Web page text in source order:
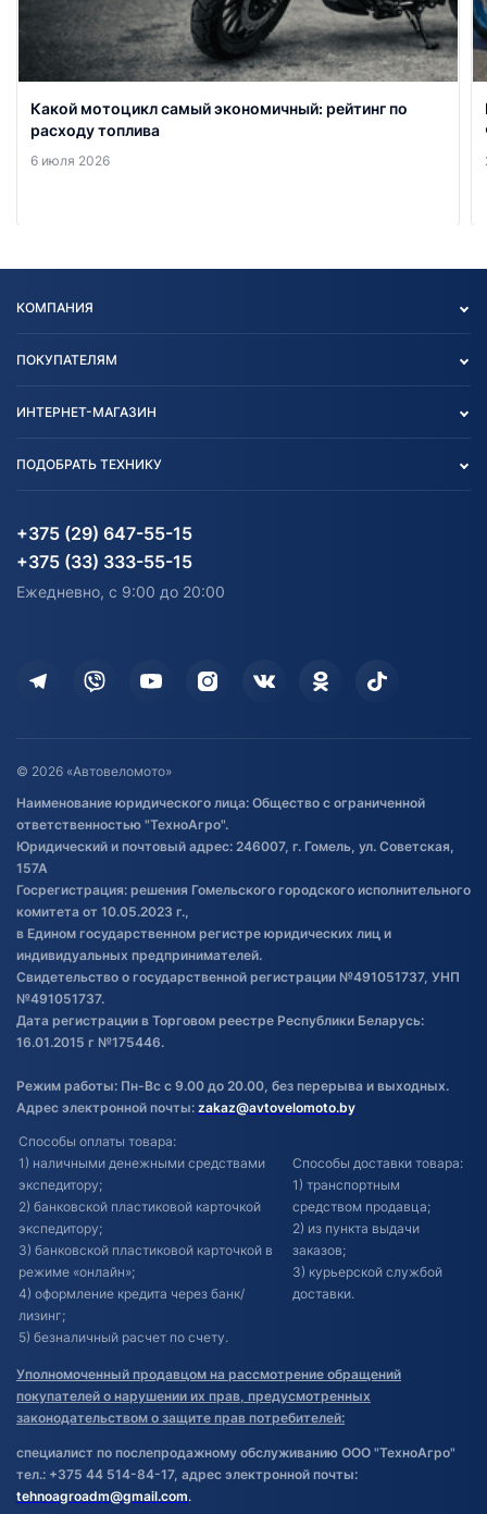
Какой мотоцикл самый экономичный: рейтинг по
расходу топлива
6 июля 2026
КОМПАНИЯ
Блог
Карта сайта
ПОКУПАТЕЛЯМ
Согласие на обработку
Информация до получения
согласия на обработку
персональных данных
Дополнительные услуги
Оставить отзыв
Договор публичной оферты
Обработка файлов cookie
Постановка транспорта на учет
Обновления в ЭПТС 2024
ИНТЕРНЕТ-МАГАЗИН
Агротехника
Водный транспорт
Электротранспорт
Активный отдых и спорт
ПОДОБРАТЬ ТЕХНИКУ
Агротехника
Электротранспорт
Лодочные моторные
+375 (29) 647-55-15
+375 (33) 333-55-15
Ежедневно, с 9:00 до 20:00
© 2026 «Автовеломото»
Наименование юридического лица: Общество с ограниченной
ответственностью "ТехноАгро".
Юридический и почтовый адрес: 246007, г. Гомель, ул. Советская,
157А
Госрегистрация: решения Гомельского городского исполнительного
комитета от 10.05.2023 г.,
в Едином государственном регистре юридических лиц и
индивидуальных предпринимателей.
Свидетельство о государственной регистрации №491051737, УНП
№491051737.
Дата регистрации в Торговом реестре Республики Беларусь:
16.01.2015 г №175446.
Режим работы: Пн-Вс с 9.00 до 20.00, без перерыва и выходных.
Адрес электронной почты: zakaz@avtovelomoto.by
Способы оплаты товара:
1) наличными денежными средствами
экспедитору;
2) банковской пластиковой карточкой
экспедитору;
3) банковской пластиковой карточкой в
режиме «онлайн»;
4) оформление кредита через банк/
лизинг;
5) безналичный расчет по счету.
Способы доставки товара:
1) транспортным
средством продавца;
2) из пункта выдачи
заказов;
3) курьерской службой
доставки.
Уполномоченный продавцом на рассмотрение обращений
покупателей о нарушении их прав, предусмотренных
законодательством о защите прав потребителей:
специалист по послепродажному обслуживанию ООО "ТехноАгро"
тел.: +375 44 514-84-17, адрес электронной почты:
tehnoagroadm@gmail.com.